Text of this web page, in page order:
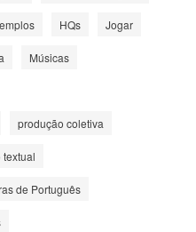
HQs Jogar
Músicas
produção coletiva
textual
de Português